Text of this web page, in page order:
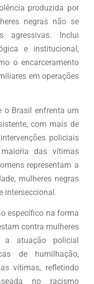
produzida por
negras não se
agressivas. Inclui
e institucional,
o encarceramento
em operações
o Brasil enfrenta um
com mais de
policiais
das vítimas
representam a
mulheres negras
interseccional.
específico na forma
contra mulheres
a atuação policial
de humilhação,
vítimas, refletindo
no racismo